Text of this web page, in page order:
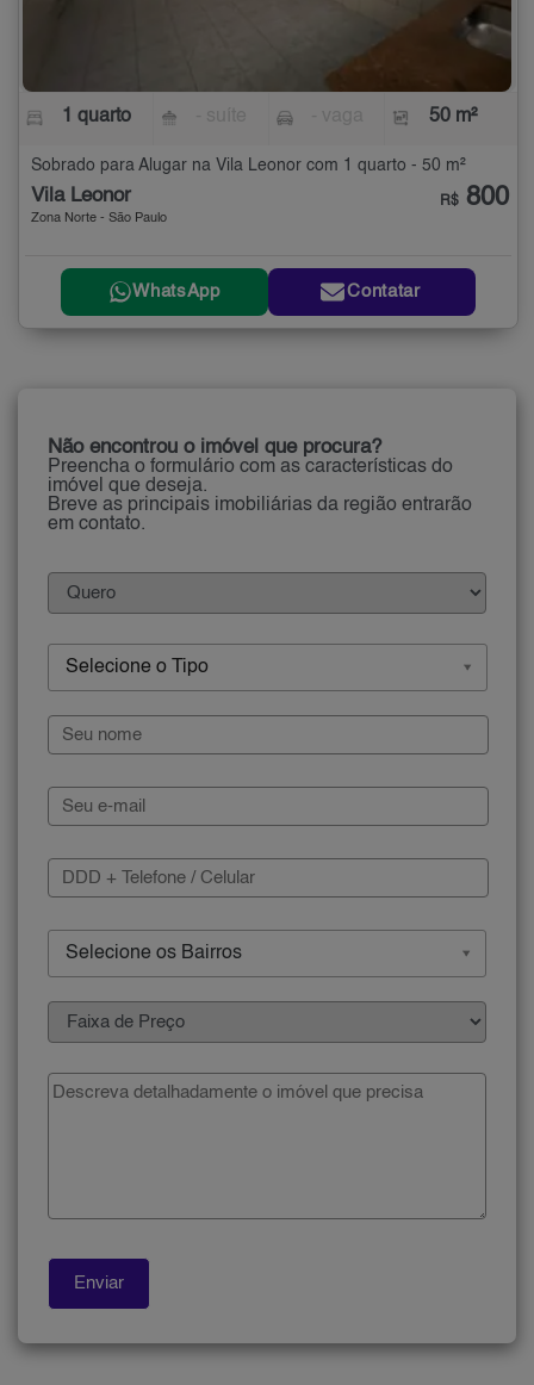
1 quarto 50 m²
Sobrado para Alugar na Vila Leonor com 1 quarto - 50 m²
Vila Leonor
Zona Norte - São Paulo
R$ 800
WhatsApp Contatar
Não encontrou o imóvel que procura?
Preencha o formulário com as características do
imóvel que deseja.
Breve as principais imobiliárias da região entrarão
em contato.
Selecione o Tipo
Selecione os Bairros